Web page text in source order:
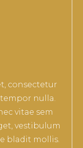
consectetur
nulla.
vitae sem
vestibulum
bladit mollis.